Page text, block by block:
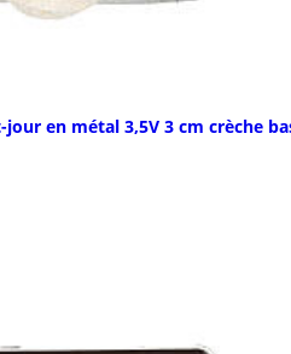
en métal 3,5V 3 cm crèche